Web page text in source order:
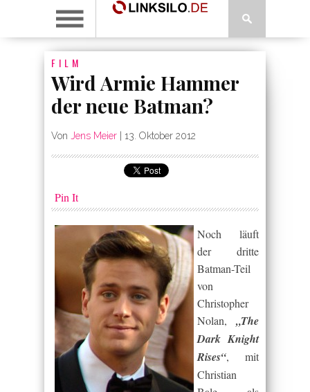
FILM
Wird Armie Hammer
der neue Batman?
Von Jens Meier 13. Oktober 2012
Pin It
Noch läuft
der dritte
Batman-Teil
von
Christopher
Nolan, „The
Dark Knight
Rises“, mit
Christian